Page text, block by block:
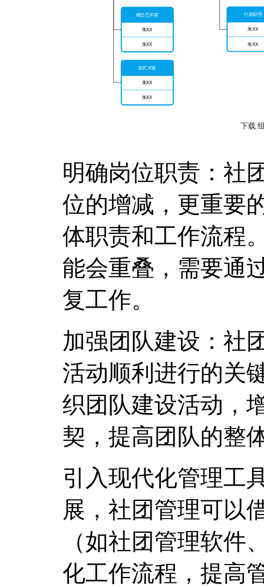
明确岗位职责：社
位的增减，更重要
体职责和工作流程
能会重叠，需要通
复工作。
加强团队建设：社
活动顺利进行的关
织团队建设活动，
契，提高团队的整
引入现代化管理工
展，社团管理可以
（如社团管理软件
化工作流程，提高